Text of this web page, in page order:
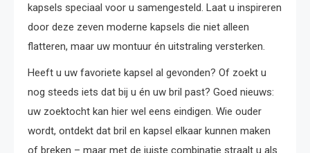
kapsels speciaal voor u samengesteld. Laat u inspireren
door deze zeven moderne kapsels die niet alleen
flatteren, maar uw montuur én uitstraling versterken.
Heeft u uw favoriete kapsel al gevonden? Of zoekt u
nog steeds iets dat bij u én uw bril past? Goed nieuws:
uw zoektocht kan hier wel eens eindigen. Wie ouder
wordt, ontdekt dat bril en kapsel elkaar kunnen maken
of breken – maar met de juiste combinatie straalt u als